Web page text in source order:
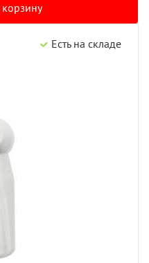
Есть на складе